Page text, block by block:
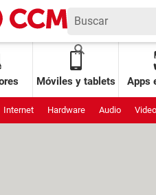
Móviles y tablets Apps
Internet Hardware Audio